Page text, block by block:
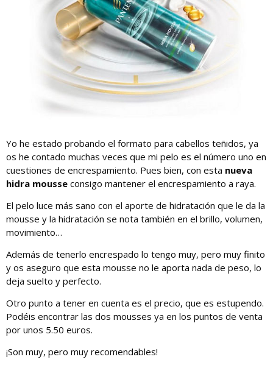
Yo he estado probando el formato para cabellos teñidos, ya
os he contado muchas veces que mi pelo es el número uno en
cuestiones de encrespamiento. Pues bien, con esta nueva
hidra mousse consigo mantener el encrespamiento a raya.
El pelo luce más sano con el aporte de hidratación que le da la
mousse y la hidratación se nota también en el brillo, volumen,
movimiento…
Además de tenerlo encrespado lo tengo muy, pero muy finito
y os aseguro que esta mousse no le aporta nada de peso, lo
deja suelto y perfecto.
Otro punto a tener en cuenta es el precio, que es estupendo.
Podéis encontrar las dos mousses ya en los puntos de venta
por unos 5.50 euros.
¡Son muy, pero muy recomendables!